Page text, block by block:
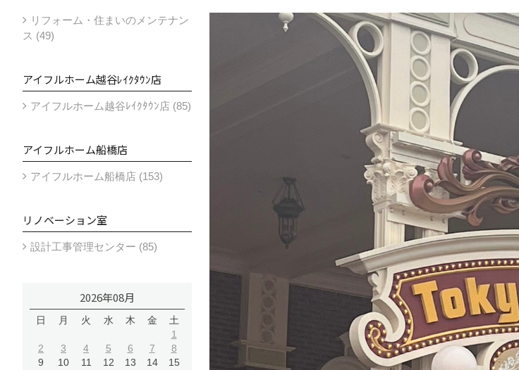
リフォーム・住まいのメンテナン
ス (49)
アイフルホーム越谷ﾚｲｸﾀｳﾝ店
アイフルホーム越谷ﾚｲｸﾀｳﾝ店 (85)
アイフルホーム船橋店
アイフルホーム船橋店 (153)
リノベーション室
設計工事管理センター (85)
2026年08月
日 月 火 水 木 金
土
1
2
3 4 5 6 7
8
9
10 11 12 13 14
15